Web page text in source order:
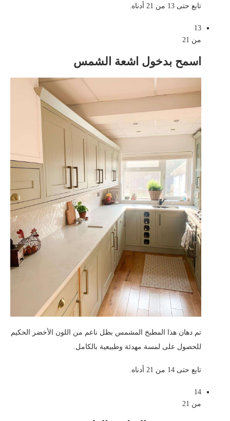
تابع حتى 13 من 21 أدناه.
13
من 21
اسمح بدخول اشعة الشمس
تم دهان هذا المطبخ المشمس بظل ناعم من اللون الأخضر الحكيم
للحصول على لمسة مهدئة وطبيعية بالكامل.
تابع حتى 14 من 21 أدناه.
14
من 21